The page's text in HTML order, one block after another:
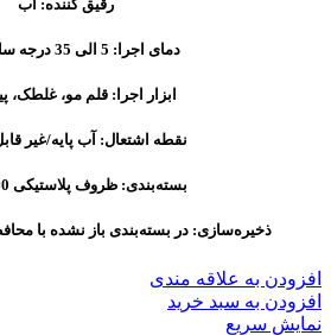
رقیق کننده: آب
دمای اجرا: 5 الی 35 درجه سانتیگراد
ابزار اجرا: قلم مو، غلطک،
نقطه اشتعال: آب پایه/غیر
بسته‌بندی: ظروف پلاستیکی 300گرمی
ذخیره‌سازی: در بسته‌بندی باز نشده با محافظت
افزودن به علاقه مندی
افزودن به سبد خرید
نمایش سریع